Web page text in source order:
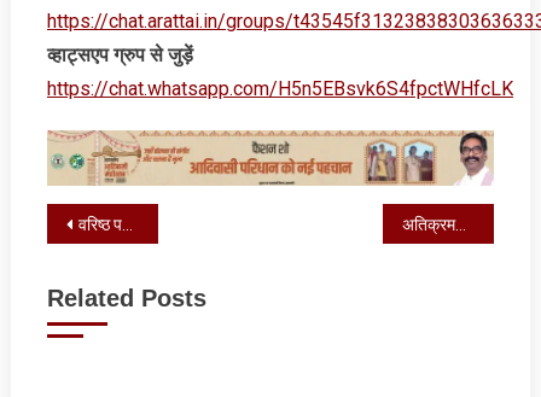
https://chat.arattai.in/groups/
व्‍हाट्सएप ग्रुप से जुड़ें
https://chat.whatsapp.com/H5n5EBsvk6S4fpctWHfcLK
Post
वरिष्ठ पत्रकार प्रवीण प्रियदर्शी का निधन, रतन लाल अग्रवाल ने जताया शोक अतिक्रमण पर कार्रवाई नहीं होने से भड़कीं प्रमुख, कैंडल मार्च व पुतला दहन की धमकी
Related Posts